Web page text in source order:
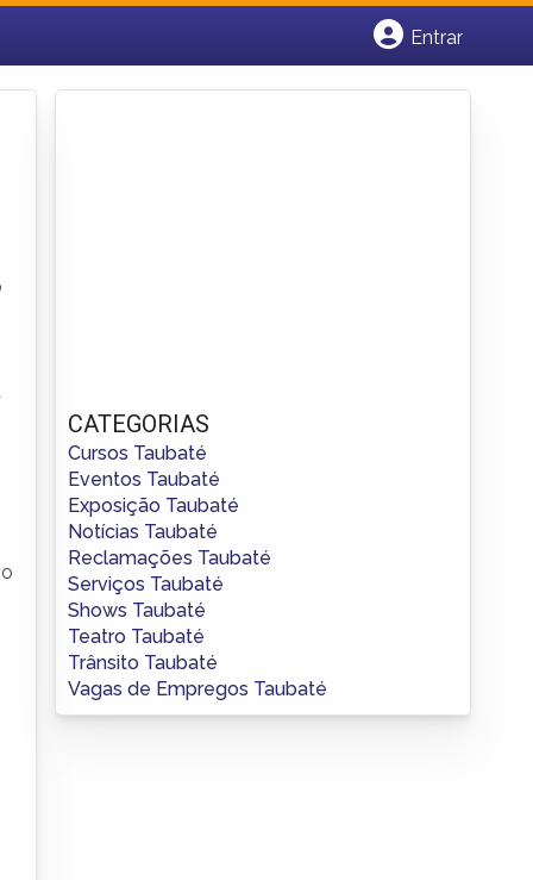
Entrar
CATEGORIAS
Cursos Taubaté
Eventos Taubaté
Exposição Taubaté
Notícias Taubaté
Reclamações Taubaté
Serviços Taubaté
Shows Taubaté
Teatro Taubaté
Trânsito Taubaté
Vagas de Empregos Taubaté